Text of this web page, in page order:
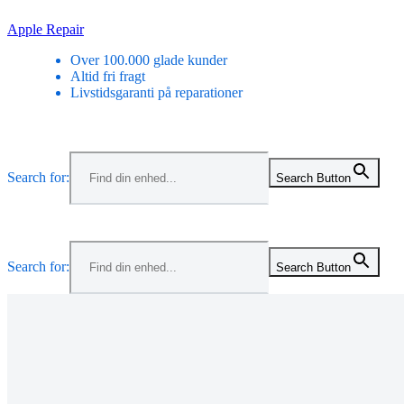
Skip
Apple Repair
Over 100.000 glade kunder
Altid fri fragt
Livstidsgaranti på reparationer
Search for: Search Button
Search for: Search Button